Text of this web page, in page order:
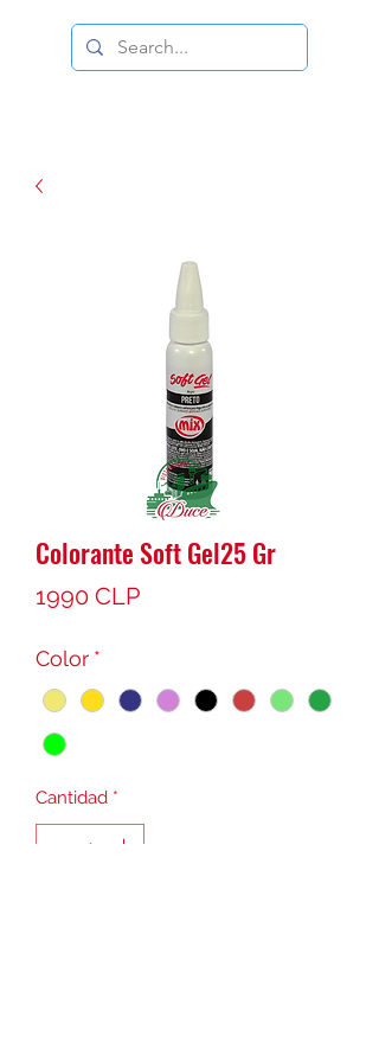
DISTRIBUIDORA DUCE
Colorante Soft Gel25 Gr
1990 CLPPrecio
Color *
Cantidad *